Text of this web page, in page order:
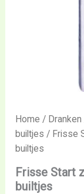
Home / Dranken
builtjes / Frisse
builtjes
Frisse Start
builtjes